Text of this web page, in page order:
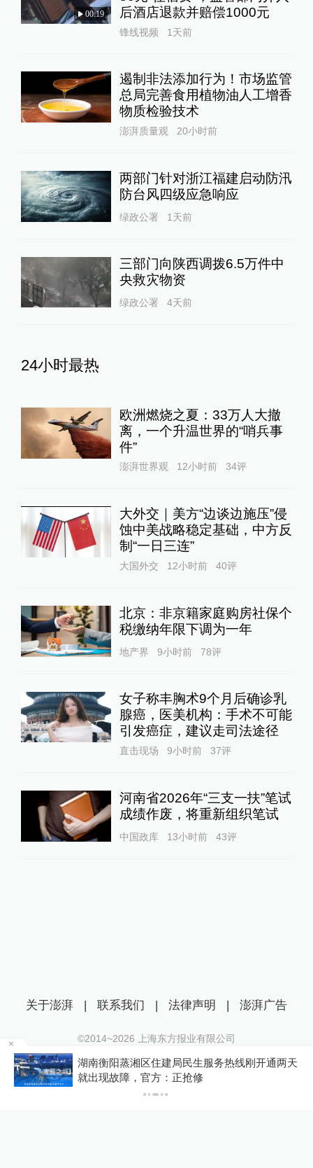
00:19
后酒店退款并赔偿1000元
锋线视频 1天前
遏制非法添加行为！市场监管
总局完善食用植物油人工增香
物质检验技术
澎湃质量观 20小时前
两部门针对浙江福建启动防汛
防台风四级应急响应
绿政公署 1天前
三部门向陕西调拨6.5万件中
央救灾物资
绿政公署 4天前
24小时最热
欧洲燃烧之夏：33万人大撤
离，一个升温世界的“哨兵事
件”
澎湃世界观 12小时前 34评
大外交｜美方“边谈边施压”侵
蚀中美战略稳定基础，中方反
制“一日三连”
大国外交 12小时前 40评
北京：非京籍家庭购房社保个
税缴纳年限下调为一年
地产界 9小时前 78评
女子称丰胸术9个月后确诊乳
腺癌，医美机构：手术不可能
引发癌症，建议走司法途径
直击现场 9小时前 37评
河南省2026年“三支一扶”笔试
成绩作废，将重新组织笔试
中国政库 13小时前 43评
湖南衡阳蒸湘区住建局民生服务热线刚开通两天
就出现故障，官方：正抢修
关于澎湃 | 联系我们 | 法律声明 | 澎湃广告
©2014~2026 上海东方报业有限公司
沪ICP证：沪B2-20170116 | 沪ICP备14003370号
互联网新闻信息服务许可证：31120170006
沪公网安备 31010602000299号